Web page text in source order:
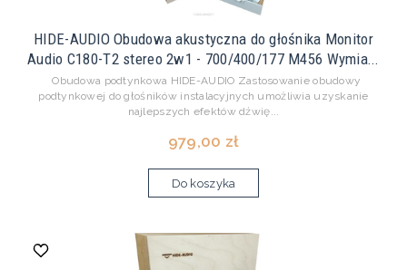
HIDE-AUDIO Obudowa akustyczna do głośnika Monitor
Audio C180-T2 stereo 2w1 - 700/400/177 M456 Wymia...
Obudowa podtynkowa HIDE-AUDIO Zastosowanie obudowy
podtynkowej do głośników instalacyjnych umożliwia uzyskanie
najlepszych efektów dźwię...
979,00 zł
Do koszyka